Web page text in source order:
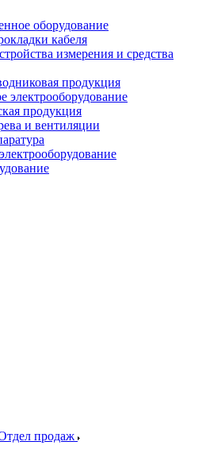
оборудование
кабеля
измерения и средства
продукция
продукция
и вентиляции
продаж